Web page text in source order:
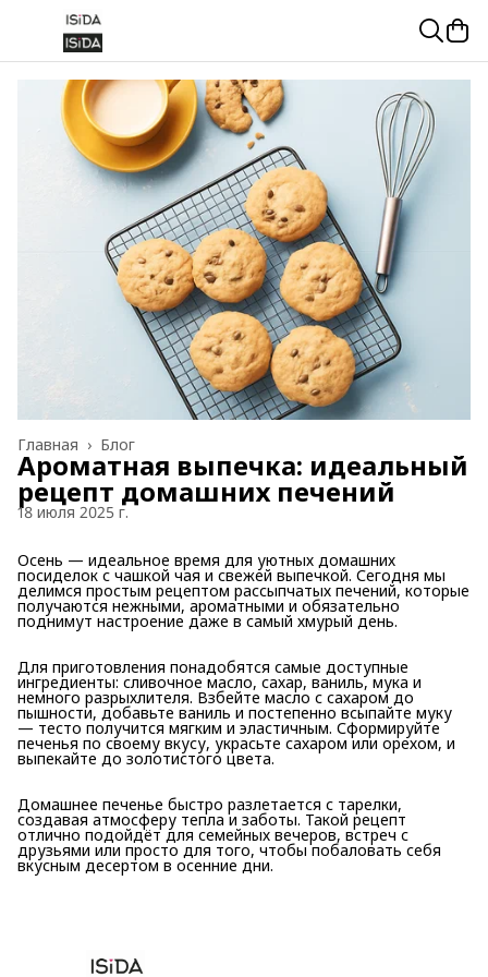
Блог
Главная ›
Ароматная выпечка: идеальный
рецепт домашних печений
18 июля 2025 г.
Осень — идеальное время для уютных домашних
посиделок с чашкой чая и свежей выпечкой. Сегодня мы
делимся простым рецептом рассыпчатых печений, которые
получаются нежными, ароматными и обязательно
поднимут настроение даже в самый хмурый день.
Для приготовления понадобятся самые доступные
ингредиенты: сливочное масло, сахар, ваниль, мука и
немного разрыхлителя. Взбейте масло с сахаром до
пышности, добавьте ваниль и постепенно всыпайте муку
— тесто получится мягким и эластичным. Сформируйте
печенья по своему вкусу, украсьте сахаром или орехом, и
выпекайте до золотистого цвета.
Домашнее печенье быстро разлетается с тарелки,
создавая атмосферу тепла и заботы. Такой рецепт
отлично подойдёт для семейных вечеров, встреч с
друзьями или просто для того, чтобы побаловать себя
вкусным десертом в осенние дни.